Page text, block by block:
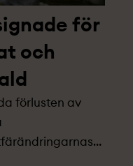
för
och
förlusten av